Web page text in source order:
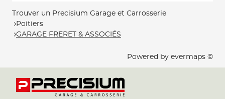
Trouver un Precisium Garage et Carrosserie
Poitiers
GARAGE FRERET & ASSOCIÉS
Powered by evermaps ©